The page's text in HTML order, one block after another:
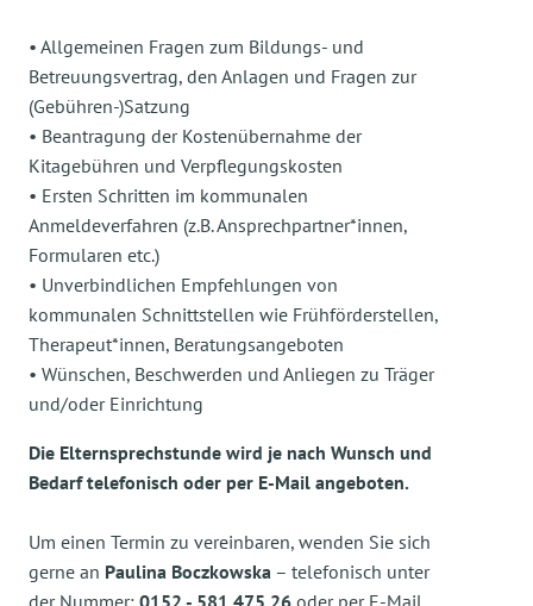
• Allgemeinen Fragen zum Bildungs- und
Betreuungsvertrag, den Anlagen und Fragen zur
(Gebühren-)Satzung
• Beantragung der Kostenübernahme der
Kitagebühren und Verpflegungskosten
• Ersten Schritten im kommunalen
Anmeldeverfahren (z.B. Ansprechpartner*innen,
Formularen etc.)
• Unverbindlichen Empfehlungen von
kommunalen Schnittstellen wie Frühförderstellen,
Therapeut*innen, Beratungsangeboten
• Wünschen, Beschwerden und Anliegen zu Träger
und/oder Einrichtung
Die Elternsprechstunde wird je nach Wunsch und
Bedarf telefonisch oder per E-Mail angeboten.
Um einen Termin zu vereinbaren, wenden Sie sich
gerne an Paulina Boczkowska – telefonisch unter
der Nummer: 0152 - 581 475 26 oder per E-Mail